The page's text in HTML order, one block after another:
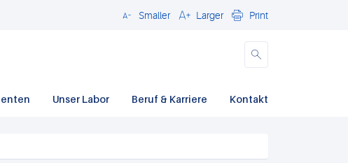
CloseSmaller Larger Print
Unser Labor Beruf & Karriere Kontakt